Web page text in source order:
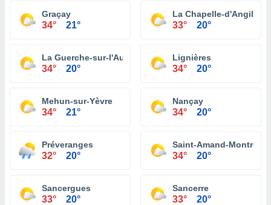
Graçay
34° 21°
La Chapelle-d'Angillon
33° 20°
La Guerche-sur-l'Aubois
34° 20°
Lignières
34° 20°
Mehun-sur-Yèvre
34° 21°
Nançay
34° 20°
Préveranges
32° 20°
Saint-Amand-Montrond
34° 20°
Sancergues
33° 20°
Sancerre
33° 20°